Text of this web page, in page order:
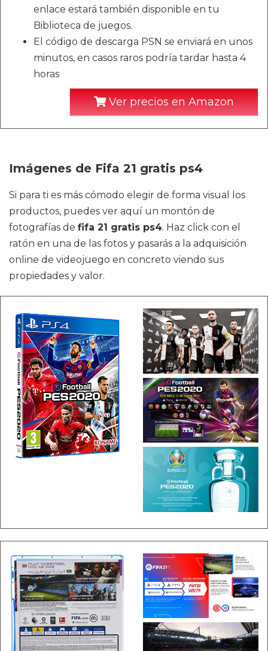
enlace estará también disponible en tu
Biblioteca de juegos.
El código de descarga PSN se enviará en unos
minutos, en casos raros podría tardar hasta 4
horas
Ver precios en Amazon
Imágenes de Fifa 21 gratis ps4
Si para ti es más cómodo elegir de forma visual los
productos, puedes ver aquí un montón de
fotografías de fifa 21 gratis ps4. Haz click con el
ratón en una de las fotos y pasarás a la adquisición
online de videojuego en concreto viendo sus
propiedades y valor.